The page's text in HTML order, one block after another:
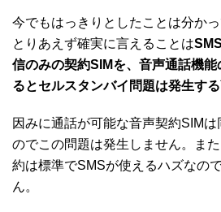
今でもはっきりとしたことは分か
とりあえず確実に言えることは
信のみの契約SIMを、音声通話機
るとセルスタンバイ問題は発生する
因みに通話が可能な音声契約SIM
のでこの問題は発生しません。ま
約は標準でSMSが使えるハズなの
ん。